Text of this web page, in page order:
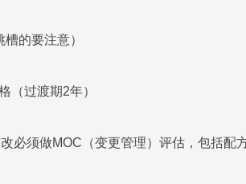
的要注意）
（过渡期2年）
必须做MOC（变更管理）评估，包括配